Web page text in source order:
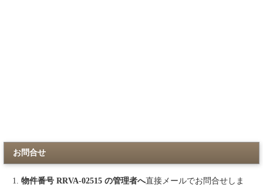
お問合せ
物件番号 RRVA-02515 の管理者へ直接メールでお問合せしま